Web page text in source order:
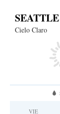
SEATTLE
Cielo Claro
VIE